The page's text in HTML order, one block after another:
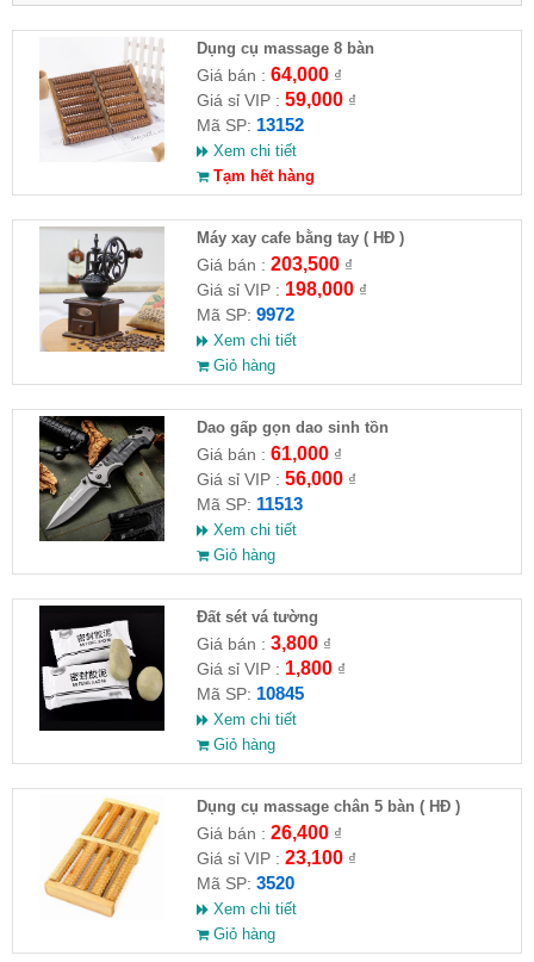
Dụng cụ massage 8 bàn
Giá bán : 64,000₫
Giá sỉ VIP : 59,000₫
Mã SP: 13152
Xem chi tiết
Tạm hết hàng
Máy xay cafe bằng tay ( HĐ )
Giá bán : 203,500₫
Giá sỉ VIP : 198,000₫
Mã SP: 9972
Xem chi tiết
Giỏ hàng
Dao gấp gọn dao sinh tồn
Giá bán : 61,000₫
Giá sỉ VIP : 56,000₫
Mã SP: 11513
Xem chi tiết
Giỏ hàng
Đất sét vá tường
Giá bán : 3,800₫
Giá sỉ VIP : 1,800₫
Mã SP: 10845
Xem chi tiết
Giỏ hàng
Dụng cụ massage chân 5 bàn ( HĐ )
Giá bán : 26,400₫
Giá sỉ VIP : 23,100₫
Mã SP: 3520
Xem chi tiết
Giỏ hàng